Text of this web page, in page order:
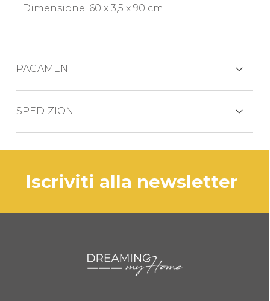
Dimensione: 60 x 3,5 x 90 cm
PAGAMENTI
SPEDIZIONI
In caso di prodotto esaurito i tempi di
tempestivamente.
iscriviti alla newsletter